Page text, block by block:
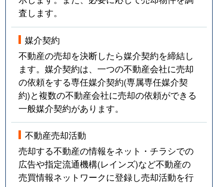
査します。
媒介契約
不動産の売却を決断したら媒介契約を締結し
ます。媒介契約は、一つの不動産会社に売却
の依頼をする専任媒介契約(専属専任媒介契
約)と複数の不動産会社に売却の依頼ができる
一般媒介契約があります。
不動産売却活動
売却する不動産の情報をネット・チラシでの
広告や指定流通機構(レインズ)など不動産の
売買情報ネットワークに登録し売却活動を行